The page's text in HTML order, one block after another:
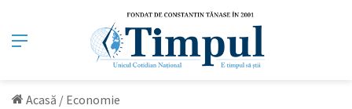
Meniu
Acasă / Economie